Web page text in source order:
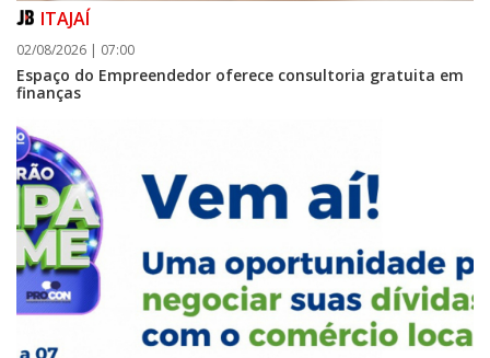
09/08/2026 | 07:00
Prefeitura de Balneário Piçarras realiza leilão eletrônico de bens móveis
e terrenos do IPRESP
ITAJAÍ
02/08/2026 | 07:00
Espaço do Empreendedor oferece consultoria gratuita em
finanças